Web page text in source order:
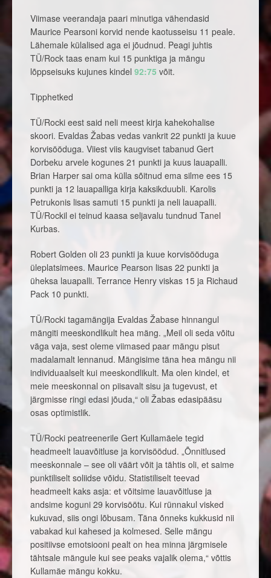
Viimase veerandaja paari minutiga vähendasid
Maurice Pearsoni korvid nende kaotusseisu 11 peale.
Lähemale külalised aga ei jõudnud. Peagi juhtis
TÜ/Rock taas enam kui 15 punktiga ja mängu
lõppseisuks kujunes kindel 92:75 võit.
Tipphetked
TÜ/Rocki eest said neli meest kirja kahekohalise
skoori. Evaldas Žabas vedas vankrit 22 punkti ja kuue
korvisööduga. Viiest viis kaugviset tabanud Gert
Dorbeku arvele kogunes 21 punkti ja kuus lauapalli.
Brian Harper sai oma külla sõitnud ema silme ees 15
punkti ja 12 lauapalliga kirja kaksikduubli. Karolis
Petrukonis lisas samuti 15 punkti ja neli lauapalli.
TÜ/Rockil ei teinud kaasa seljavalu tundnud Tanel
Kurbas.
Robert Golden oli 23 punkti ja kuue korvisööduga
üleplatsimees. Maurice Pearson lisas 22 punkti ja
üheksa lauapalli. Terrance Henry viskas 15 ja Richaud
Pack 10 punkti.
TÜ/Rocki tagamängija Evaldas Žabase hinnangul
mängiti meeskondlikult hea mäng. „Meil oli seda võitu
väga vaja, sest oleme viimased paar mängu pisut
madalamalt lennanud. Mängisime täna hea mängu nii
individuaalselt kui meeskondlikult. Ma olen kindel, et
meie meeskonnal on piisavalt sisu ja tugevust, et
järgmisse ringi edasi jõuda,“ oli Žabas edasipääsu
osas optimistlik.
TÜ/Rocki peatreenerile Gert Kullamäele tegid
headmeelt lauavõitluse ja korvisöödud. „Õnnitlused
meeskonnale – see oli väärt võit ja tähtis oli, et saime
punktiliselt soliidse võidu. Statistiliselt teevad
headmeelt kaks asja: et võitsime lauavõitluse ja
andsime koguni 29 korvisöötu. Kui rünnakul visked
kukuvad, siis ongi lõbusam. Täna õnneks kukkusid nii
vabakad kui kahesed ja kolmesed. Selle mängu
positiivse emotsiooni pealt on hea minna järgmisele
tähtsale mängule kui see peaks vajalik olema,“ võttis
Kullamäe mängu kokku.